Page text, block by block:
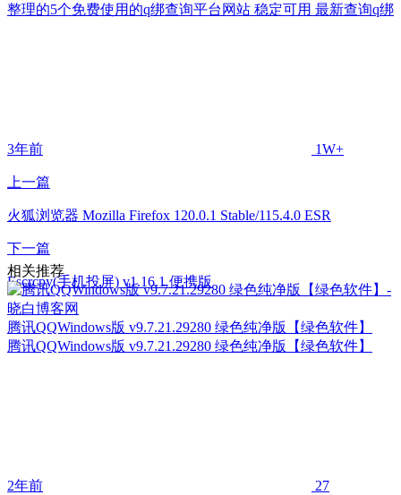
整理的5个免费使用的q绑查询平台网站 稳定可用 最新查询q绑
3年前 1W+
上一篇
火狐浏览器 Mozilla Firefox 120.0.1 Stable/115.4.0 ESR
下一篇
Escrcpy(手机投屏) v1.16.1 便携版
相关推荐
腾讯QQWindows版 v9.7.21.29280 绿色纯净版【绿色软件】
腾讯QQWindows版 v9.7.21.29280 绿色纯净版【绿色软件】
2年前 27